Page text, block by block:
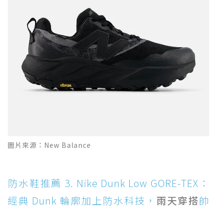
圖片來源：New Balance
防水鞋推薦 3. Nike Dunk Low GORE-TEX：
經典 Dunk 輪廓加上防水科技， 雨天穿搭帥